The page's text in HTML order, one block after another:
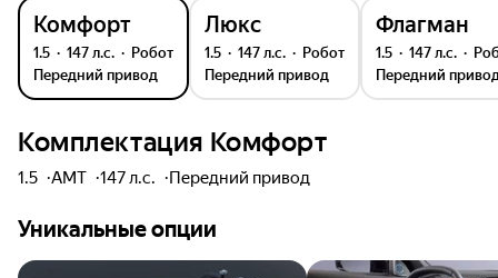
Комфорт
1.5 147 л.с.
робот
передний привод
Люкс
1.5 147 л.с.
робот
передний привод
Флагман
1.5 147 л.с.
передний
Комплектация Комфорт
1.5 AMT 147 л.с. передний привод
Уникальные опции